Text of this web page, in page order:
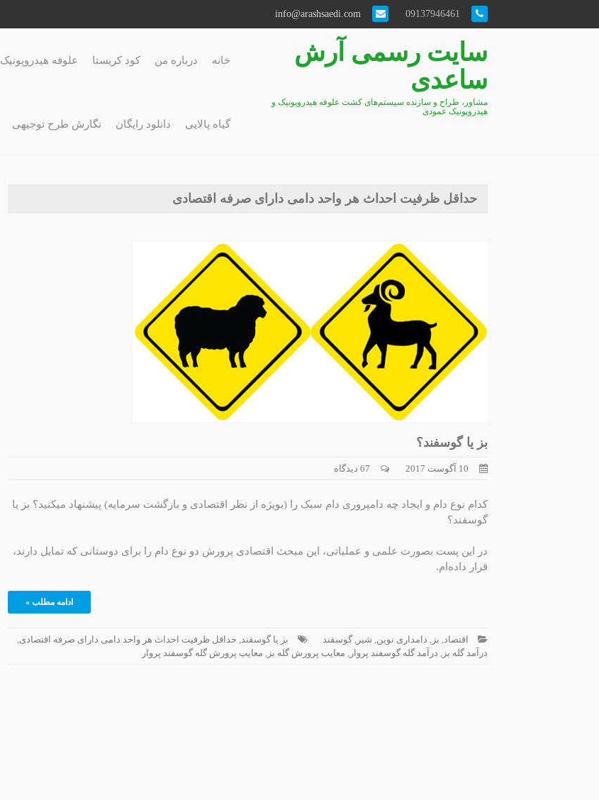
سایت رسمی آرش
ساعدی
مشاور، طراح و سازنده سیستم‌های کشت علوفه هیدروپونیک و
هیدروپونیک عمودی
خانه درباره من کود کریستا علوفه هیدروپونیک
گیاه پالایی دانلود رایگان نگارش طرح توجیهی
حداقل ظرفیت احداث هر واحد دامی دارای صرفه اقتصادی
بز یا گوسفند؟
10 آگوست 2017 67 دیدگاه
کدام نوع دام و ایجاد چه دامپروری دام سبک را (بویژه از نظر اقتصادی و بازگشت سرمایه) پیشنهاد میکنید؟ بز یا
گوسفند؟
در این پست بصورت علمی و عملیاتی، این مبحث اقتصادی پرورش دو نوع دام را برای دوستانی که تمایل دارند،
قرار داده‌ام.
ادامه مطلب »
اقتصاد بز دامداری نوین شیر گوسفند بز یا گوسفند حداقل ظرفیت احداث هر واحد دامی دارای صرفه اقتصادی
درآمد گله بز
درآمد گله گوسفند پروار معایب پرورش گله بز معایب پرورش گله گوسفند پروار